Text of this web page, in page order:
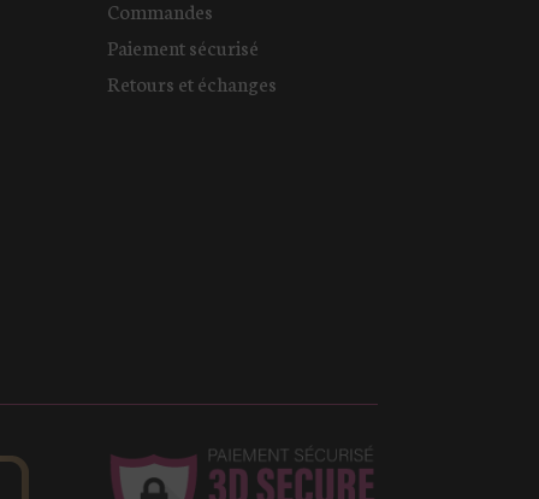
Commandes
Paiement sécurisé
Retours et échanges